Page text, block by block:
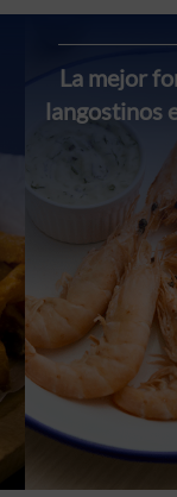
La mejor
langostinos